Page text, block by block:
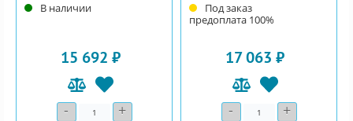
В наличии
15 692 ₽
- Количество+
Под заказ
предоплата 100%
17 063 ₽
- Количество+